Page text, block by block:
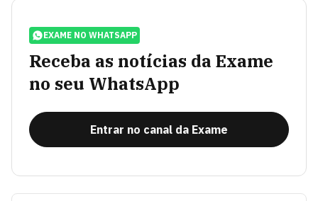
EXAME NO WHATSAPP
Receba as notícias da Exame
no seu WhatsApp
Entrar no canal da Exame